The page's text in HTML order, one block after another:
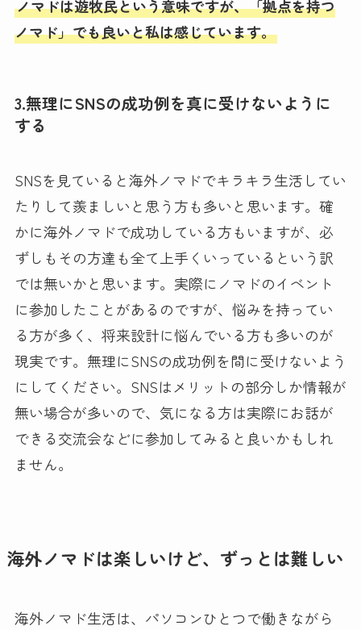
ノマドは遊牧民という意味ですが、「拠点を持つ
ノマド」でも良いと私は感じています。
3.無理にSNSの成功例を真に受けないように
する
SNSを見ていると海外ノマドでキラキラ生活してい
たりして羨ましいと思う方も多いと思います。確
かに海外ノマドで成功している方もいますが、必
ずしもその方達も全て上手くいっているという訳
では無いかと思います。実際にノマドのイベント
に参加したことがあるのですが、悩みを持ってい
る方が多く、将来設計に悩んでいる方も多いのが
現実です。無理にSNSの成功例を間に受けないよう
にしてください。SNSはメリットの部分しか情報が
無い場合が多いので、気になる方は実際にお話が
できる交流会などに参加してみると良いかもしれ
ません。
海外ノマドは楽しいけど、ずっとは難しい
海外ノマド生活は、パソコンひとつで働きながら